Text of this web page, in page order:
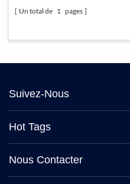
Un total de 1 pages
Suivez-Nous
Hot Tags
Nous Contacter